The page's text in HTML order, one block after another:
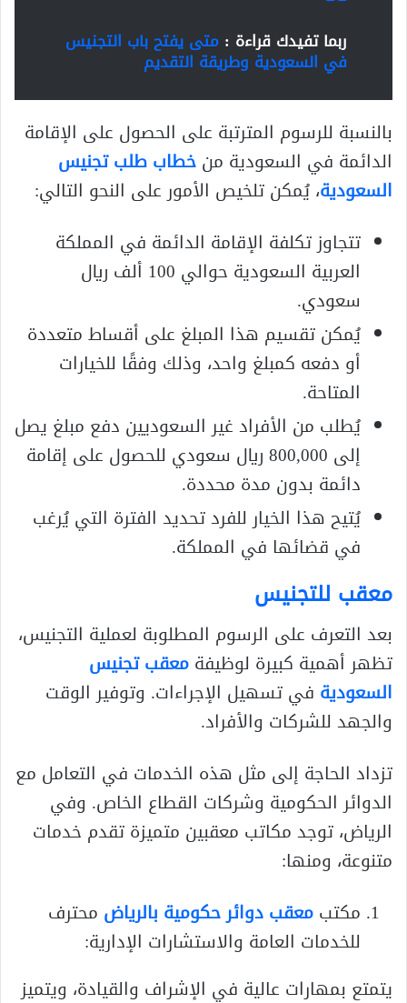
ربما تفيدك قراءة : متى يفتح باب التجنيس
في السعودية وطريقة التقديم
بالنسبة للرسوم المترتبة على الحصول على الإقامة
الدائمة في السعودية منخطاب طلب تجنيس
السعودية، يُمكن تلخيص الأمور على النحو التالي:
تتجاوز تكلفة الإقامة الدائمة في المملكة
العربية السعودية حوالي 100 ألف ريال
سعودي.
يُمكن تقسيم هذا المبلغ على أقساط متعددة
أو دفعه كمبلغ واحد، وذلك وفقًا للخيارات
المتاحة.
يُطلب من الأفراد غير السعوديين دفع مبلغ يصل
إلى 800,000 ريال سعودي للحصول على إقامة
دائمة بدون مدة محددة.
يُتيح هذا الخيار للفرد تحديد الفترة التي يُرغب
في قضائها في المملكة.
معقب للتجنيس
بعد التعرف على الرسوم المطلوبة لعملية التجنيس،
تظهر أهمية كبيرة لوظيفةمعقب تجنيس
السعودية في تسهيل الإجراءات. وتوفير الوقت
والجهد للشركات والأفراد.
تزداد الحاجة إلى مثل هذه الخدمات في التعامل مع
الدوائر الحكومية وشركات القطاع الخاص. وفي
الرياض، توجد مكاتب معقبين متميزة تقدم خدمات
متنوعة، ومنها:
مكتبمعقب دوائر حكومية بالرياض محترف
للخدمات العامة والاستشارات الإدارية:
يتمتع بمهارات عالية في الإشراف والقيادة، ويتميز